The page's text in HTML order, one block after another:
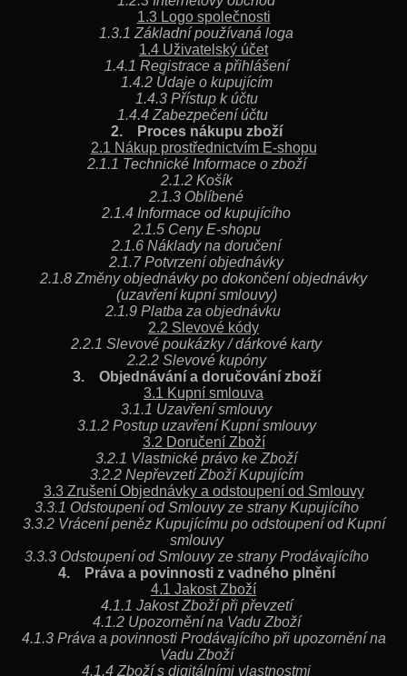
1.3 Logo společnosti
1.3.1 Základní používaná loga
1.4 Uživatelský účet
1.4.1 Registrace a přihlášení
1.4.2 Údaje o kupujícím
1.4.3 Přístup k účtu
1.4.4 Zabezpečení účtu
2. Proces nákupu zboží
2.1 Nákup prostřednictvím E-shopu
2.1.1 Technické Informace o zboží
2.1.2 Košík
2.1.3 Oblíbené
2.1.4 Informace od kupujícího
2.1.5 Ceny E-shopu
2.1.6 Náklady na doručení
2.1.7 Potvrzení objednávky
2.1.8 Změny objednávky po dokončení objednávky
(uzavření kupní smlouvy)
2.1.9 Platba za objednávku
2.2 Slevové kódy
2.2.1 Slevové poukázky / dárkové karty
2.2.2 Slevové kupóny
3. Objednávání a doručování zboží
3.1 Kupní smlouva
3.1.1 Uzavření smlouvy
3.1.2 Postup uzavření Kupní smlouvy
3.2 Doručení Zboží
3.2.1 Vlastnické právo ke Zboží
3.2.2 Nepřevzetí Zboží Kupujícím
3.3 Zrušení Objednávky a odstoupení od Smlouvy
3.3.1 Odstoupení od Smlouvy ze strany Kupujícího
3.3.2 Vrácení peněz Kupujícímu po odstoupení od Kupní
smlouvy
3.3.3 Odstoupení od Smlouvy ze strany Prodávajícího
4. Práva a povinnosti z vadného plnění
4.1 Jakost Zboží
4.1.1 Jakost Zboží při převzetí
4.1.2 Upozornění na Vadu Zboží
4.1.3 Práva a povinnosti Prodávajícího při upozornění na
Vadu Zboží
4.1.4 Zboží s digitálními vlastnostmi